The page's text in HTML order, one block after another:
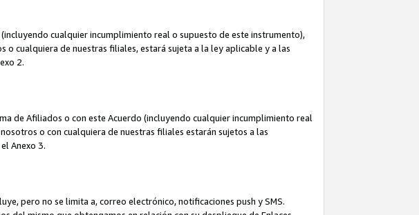
cualquier incumplimiento real o supuesto de este instrumento),
cualquiera de nuestras filiales, estará sujeta a la ley aplicable y a las
2.
de Afiliados o con este Acuerdo (incluyendo cualquier incumplimiento real
o con cualquiera de nuestras filiales estarán sujetos a las
Anexo 3.
pero no se limita a, correo electrónico, notificaciones push y SMS.